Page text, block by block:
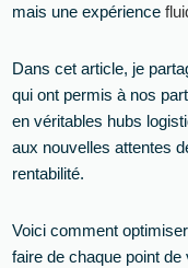
mais une expérience
Dans cet article, je
qui ont permis à nos
en véritables hubs
aux nouvelles attentes
rentabilité.
Voici comment
faire de chaque point